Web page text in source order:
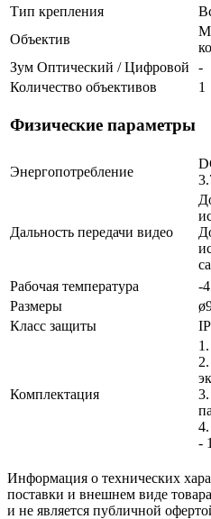
Тип крепления
Объектив
Зум Оптический / Цифровой
-
Количество объективов
1
Физические параметры
Энергопотребление
Дальность передачи видео
Рабочая температура
-
Размеры
Класс защиты
Комплектация
-
Информация о технических
поставки и внешнем виде
и не является публичной